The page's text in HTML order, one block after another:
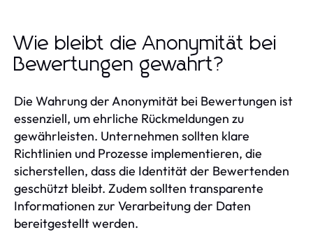
Wie bleibt die Anonymität bei
Bewertungen gewahrt?
Die Wahrung der Anonymität bei Bewertungen ist
essenziell, um ehrliche Rückmeldungen zu
gewährleisten. Unternehmen sollten klare
Richtlinien und Prozesse implementieren, die
sicherstellen, dass die Identität der Bewertenden
geschützt bleibt. Zudem sollten transparente
Informationen zur Verarbeitung der Daten
bereitgestellt werden.